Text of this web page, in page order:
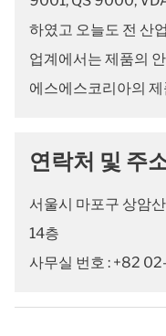
하였고 오늘도 전 산
업계에서는 제품의
에스에스코리아의
연락처 및 주
서울시 마포구 상암
14층
사무실 번호 : +82